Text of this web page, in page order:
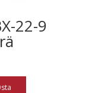
22-9